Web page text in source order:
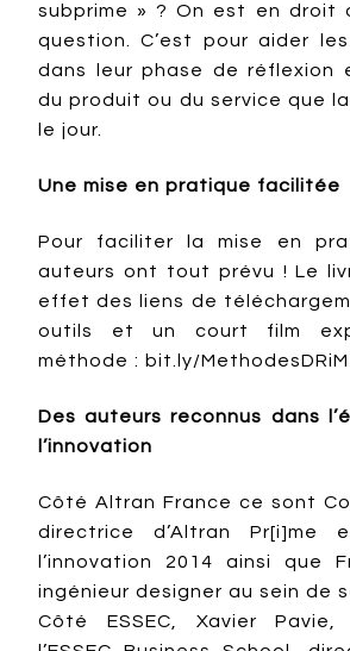
subprime » ? On est en droit
question. C’est pour aider
dans leur phase de réflexion
du produit ou du service que
le jour.
Une mise en pratique facilitée
Pour faciliter la mise en
auteurs ont tout prévu ! Le
effet des liens de
outils et un court film
méthode : bit.ly/MethodesDRiM
Des auteurs reconnus dans
l’innovation
Côté Altran France ce sont
directrice d’Altran Pr[i]me
l’innovation 2014 ainsi que
ingénieur designer au sein de
Côté ESSEC, Xavier